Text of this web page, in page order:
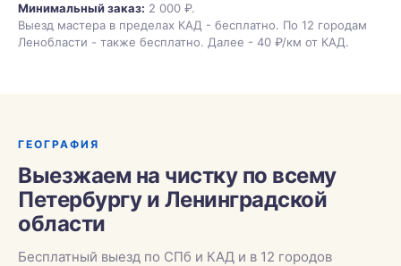
Минимальный заказ: 2 000 ₽.
Выезд мастера в пределах КАД - бесплатно. По 12 городам
Ленобласти - также бесплатно. Далее - 40 ₽/км от КАД.
ГЕОГРАФИЯ
Выезжаем на чистку по всему
Петербургу и Ленинградской
области
Бесплатный выезд по СПб и КАД и в 12 городов